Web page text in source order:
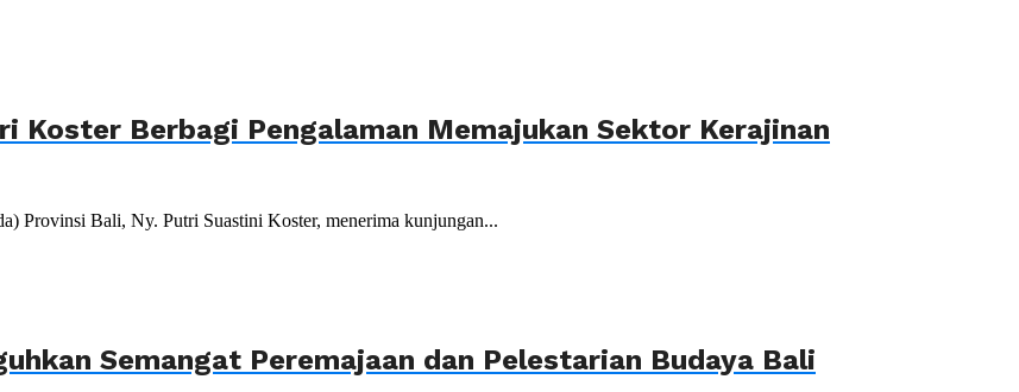
Koster Berbagi Pengalaman Memajukan Sektor Kerajinan
Provinsi Bali, Ny. Putri Suastini Koster, menerima kunjungan...
Semangat Peremajaan dan Pelestarian Budaya Bali